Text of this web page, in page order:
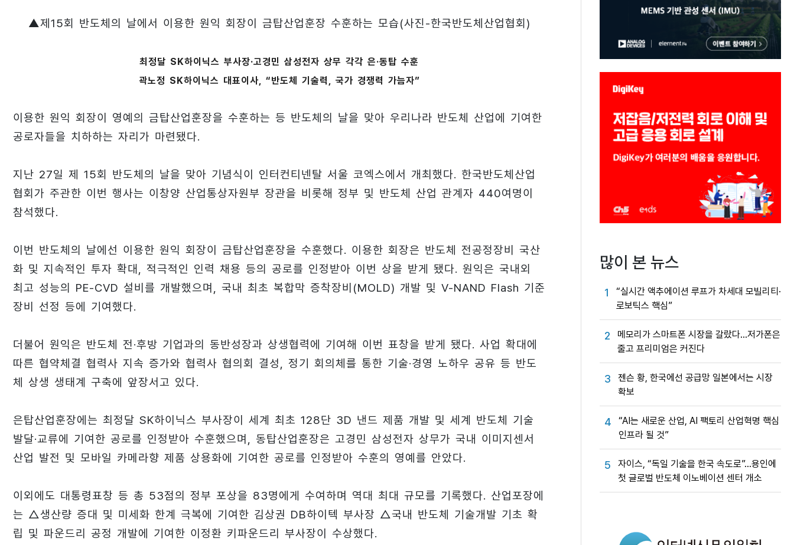
▲제15회 반도체의 날에서 이용한 원익 회장이 금탑산업훈장 수훈하는 모습(사진-한국반도체산업협회)
최정달 SK하이닉스 부사장·고경민 삼성전자 상무 각각 은·동탑 수훈
곽노정 SK하이닉스 대표이사, “반도체 기술력, 국가 경쟁력 가늠자”
이용한 원익 회장이 영예의 금탑산업훈장을 수훈하는 등 반도체의 날을 맞아 우리나라 반도체 산업에 기여한
공로자들을 치하하는 자리가 마련됐다.
지난 27일 제 15회 반도체의 날을 맞아 기념식이 인터컨티넨탈 서울 코엑스에서 개최했다. 한국반도체산업
협회가 주관한 이번 행사는 이창양 산업통상자원부 장관을 비롯해 정부 및 반도체 산업 관계자 440여명이
참석했다.
이번 반도체의 날에선 이용한 원익 회장이 금탑산업훈장을 수훈했다. 이용한 회장은 반도체 전공정장비 국산
화 및 지속적인 투자 확대, 적극적인 인력 채용 등의 공로를 인정받아 이번 상을 받게 됐다. 원익은 국내외
최고 성능의 PE-CVD 설비를 개발했으며, 국내 최초 복합막 증착장비(MOLD) 개발 및 V-NAND Flash 기준
장비 선정 등에 기여했다.
더불어 원익은 반도체 전·후방 기업과의 동반성장과 상생협력에 기여해 이번 표창을 받게 됐다. 사업 확대에
따른 협약체결 협력사 지속 증가와 협력사 협의회 결성, 정기 회의체를 통한 기술·경영 노하우 공유 등 반도
체 상생 생태계 구축에 앞장서고 있다.
은탑산업훈장에는 최정달 SK하이닉스 부사장이 세계 최초 128단 3D 낸드 제품 개발 및 세계 반도체 기술
발달·교류에 기여한 공로를 인정받아 수훈했으며, 동탑산업훈장은 고경민 삼성전자 상무가 국내 이미지센서
산업 발전 및 모바일 카메라향 제품 상용화에 기여한 공로를 인정받아 수훈의 영예를 안았다.
이외에도 대통령표창 등 총 53점의 정부 포상을 83명에게 수여하며 역대 최대 규모를 기록했다. 산업포장에
는 △생산량 증대 및 미세화 한계 극복에 기여한 김상권 DB하이텍 부사장 △국내 반도체 기술개발 기초 확
립 및 파운드리 공정 개발에 기여한 이정환 키파운드리 부사장이 수상했다.
많이 본 뉴스
1
“실시간 액추에이션 루프가 차세대 모빌리티·
로보틱스 핵심”
2
메모리가 스마트폰 시장을 갈랐다…저가폰은
줄고 프리미엄은 커진다
3
젠슨 황, 한국에선 공급망 일본에서는 시장
확보
4
“AI는 새로운 산업, AI 팩토리 산업혁명 핵심
인프라 될 것”
5
자이스, “독일 기술을 한국 속도로”…용인에
첫 글로벌 반도체 이노베이션 센터 개소